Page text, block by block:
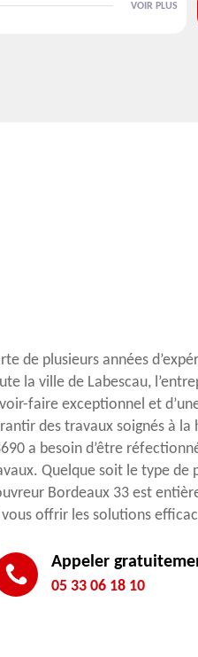
VOIR PLUS
de plusieurs années
la ville de Labescau,
faire exceptionnel et
des travaux soignés à
a besoin d’être
Quelque soit le type
Bordeaux 33 est
offrir les solutions
Appeler
05 33 06 18 10